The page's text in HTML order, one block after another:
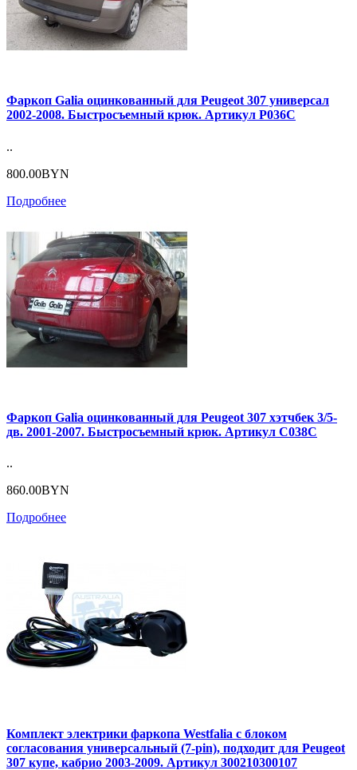
Фаркоп Galia оцинкованный для Peugeot 307 универсал
2002-2008. Быстросъемный крюк. Артикул P036C
..
800.00BYN
Подробнее
Фаркоп Galia оцинкованный для Peugeot 307 хэтчбек 3/5-
дв. 2001-2007. Быстросъемный крюк. Артикул C038C
..
860.00BYN
Подробнее
Комплект электрики фаркопа Westfalia с блоком
согласования универсальный (7-pin), подходит для Peugeot
307 купе, кабрио 2003-2009. Артикул 300210300107